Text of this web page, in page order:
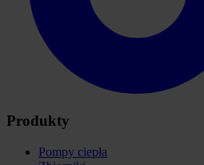
Produkty
Pompy ciepła